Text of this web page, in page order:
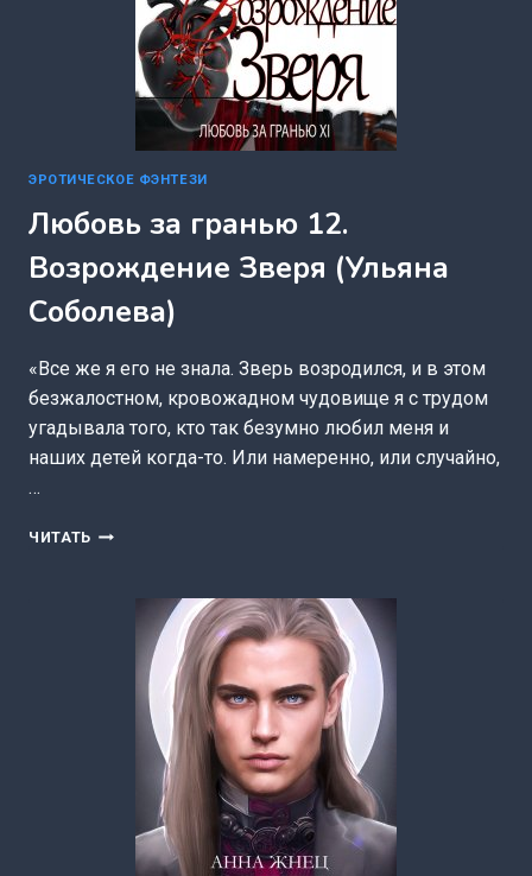
ЭРОТИЧЕСКОЕ ФЭНТЕЗИ
Любовь за гранью 12.
Возрождение Зверя (Ульяна
Соболева)
«Все же я его не знала. Зверь возродился, и в этом
безжалостном, кровожадном чудовище я с трудом
угадывала того, кто так безумно любил меня и
наших детей когда-то. Или намеренно, или случайно,
…
ЧИТАТЬ ЛЮБОВЬ
ВОЗРОЖДЕНИЕ
(УЛЬЯНА
СОБОЛЕВА)